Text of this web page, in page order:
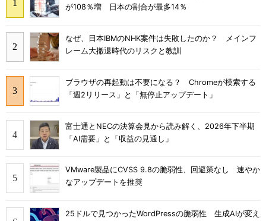
が108％増 日本の割合が最多14％
なぜ、日本IBMのNHK案件は失敗したのか？ メインフ
レーム大撤退時代のリスクと教訓
ブラウザの再起動は不要になる？ Chromeが模索する
「週2リリース」と「無停止アップデート」
富士通とNECの決算会見から読み解く、2026年下半期
「AI需要」と「収益の見通し」
VMware製品にCVSS 9.8の脆弱性、回避策なし 速やか
なアップデートを推奨
25ドルで見つかったWordPressの脆弱性 生成AIが変え